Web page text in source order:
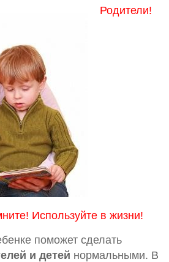
Родители!
Используйте в жизни!
поможет сделать
и детей нормальными. В